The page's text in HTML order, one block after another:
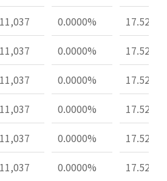
11,037 0.0000%
17.52%
11,037 0.0000%
17.52%
11,037 0.0000%
17.52%
11,037 0.0000%
17.52%
11,037 0.0000%
17.52%
11,037 0.0000% 17.52%